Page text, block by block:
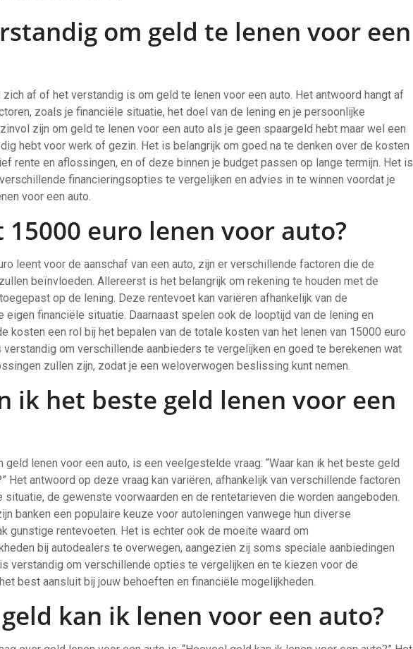
om geld te lenen voor een
zich af of het verstandig is om geld te lenen voor een auto. Het antwoord hangt af
zoals je financiële situatie, het doel van de lening en je persoonlijke
zijn om geld te lenen voor een auto als je geen spaargeld hebt maar wel een
hebt voor werk of gezin. Het is belangrijk om goed na te denken over de kosten
rente en aflossingen, en of deze binnen je budget passen op lange termijn. Het is
financieringsopties te vergelijken en advies in te winnen voordat je
voor een auto.
15000 euro lenen voor auto?
leent voor de aanschaf van een auto, zijn er verschillende factoren die de
beïnvloeden. Allereerst is het belangrijk om rekening te houden met de
op de lening. Deze rentevoet kan variëren afhankelijk van de
eigen financiële situatie. Daarnaast spelen ook de looptijd van de lening en
kosten een rol bij het bepalen van de totale kosten van het lenen van 15000 euro
verstandig om verschillende aanbieders te vergelijken en goed te berekenen wat
zullen zijn, zodat je een weloverwogen beslissing kunt nemen.
ik het beste geld lenen voor een
geld lenen voor een auto, is een veelgestelde vraag: “Waar kan ik het beste geld
Het antwoord op deze vraag kan variëren, afhankelijk van verschillende factoren
situatie, de gewenste voorwaarden en de rentetarieven die worden aangeboden.
banken een populaire keuze voor autoleningen vanwege hun diverse
gunstige rentevoeten. Het is echter ook de moeite waard om
bij autodealers te overwegen, aangezien zij soms speciale aanbiedingen
verstandig om verschillende opties te vergelijken en te kiezen voor de
best aansluit bij jouw behoeften en financiële mogelijkheden.
kan ik lenen voor een auto?